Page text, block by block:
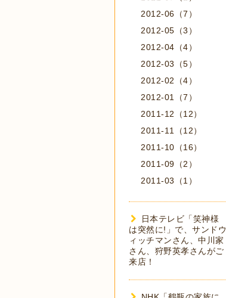
2012-06（7）
2012-05（3）
2012-04（4）
2012-03（5）
2012-02（4）
2012-01（7）
2011-12（12）
2011-11（12）
2011-10（16）
2011-09（2）
2011-03（1）
日本テレビ「笑神様
は突然に!」で、サンドウ
ィッチマンさん、中川家
さん、狩野英孝さんがご
来店！